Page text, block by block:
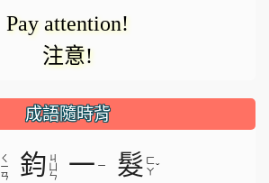
載
入。影
片
Pay attention!
注意!
成語隨時背
ㄑ
ㄧ
ㄢ
鈞 ㄐ
ㄣ
一 ㄧ 髮 ㄈ
ㄚˇ